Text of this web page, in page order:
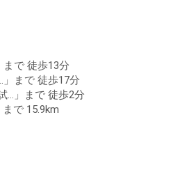
で 徒歩13分
まで 徒歩17分
…」まで 徒歩2分
で 15.9km